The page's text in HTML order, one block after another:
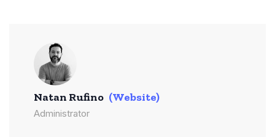
Natan Rufino (Website)
Administrator